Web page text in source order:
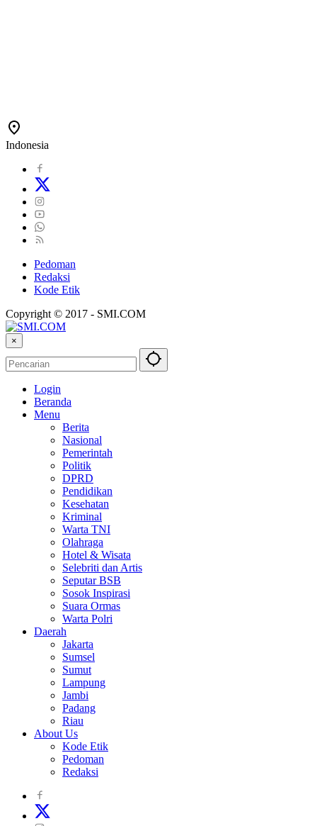
Indonesia
Pedoman
Redaksi
Kode Etik
Copyright © 2017 - SMI.COM
×
Login
Beranda
Menu
Berita
Nasional
Pemerintah
Politik
DPRD
Pendidikan
Kesehatan
Kriminal
Warta TNI
Olahraga
Hotel & Wisata
Selebriti dan Artis
Seputar BSB
Sosok Inspirasi
Suara Ormas
Warta Polri
Daerah
Jakarta
Sumsel
Sumut
Lampung
Jambi
Padang
Riau
About Us
Kode Etik
Pedoman
Redaksi